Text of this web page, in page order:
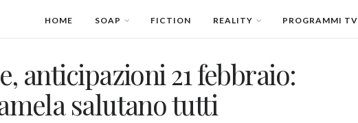
HOME SOAP FICTION REALITY PROGRAMMI TV
anticipazioni 21 febbraio:
salutano tutti